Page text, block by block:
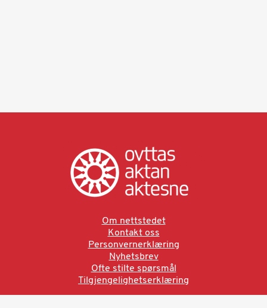
Om nettstedet
Kontakt oss
Personvernerklæring
Nyhetsbrev
Ofte stilte spørsmål
Tilgjengelighetserklæring